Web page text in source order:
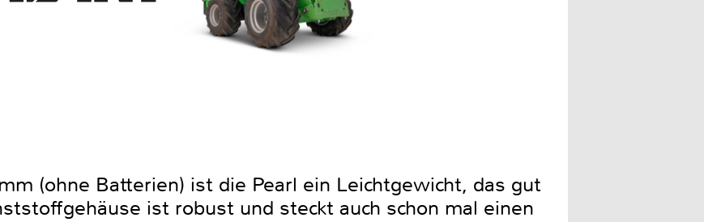
(ohne Batterien) ist die Pearl ein Leichtgewicht, das gut
ist robust und steckt auch schon mal einen